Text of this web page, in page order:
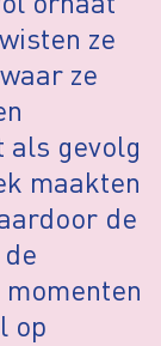
ze
ze
als gevolg
maakten
de
op